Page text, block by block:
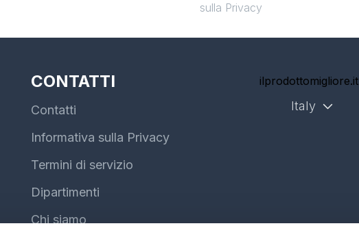
sulla Privacy
CONTATTI
Contatti
Informativa sulla Privacy
Termini di servizio
Dipartimenti
Chi siamo
ilprodottomigliore.it
Italy